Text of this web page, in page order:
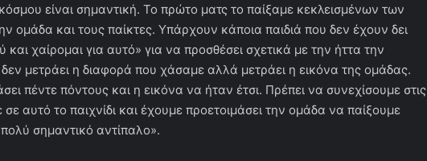
είναι σημαντική. Το πρώτο ματς το παίξαμε κεκλεισμένων των
ομάδα και τους παίκτες. Υπάρχουν κάποια παιδιά που δεν έχουν δει
χαίρομαι για αυτό» για να προσθέσει σχετικά με την ήττα την
μετράει η διαφορά που χάσαμε αλλά μετράει η εικόνα της ομάδας.
πέντε πόντους και η εικόνα να ήταν έτσι. Πρέπει να συνεχίσουμε στις
αυτό το παιχνίδι και έχουμε προετοιμάσει την ομάδα να παίξουμε
σημαντικό αντίπαλο».